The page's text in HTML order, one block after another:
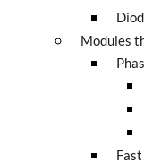
Modules